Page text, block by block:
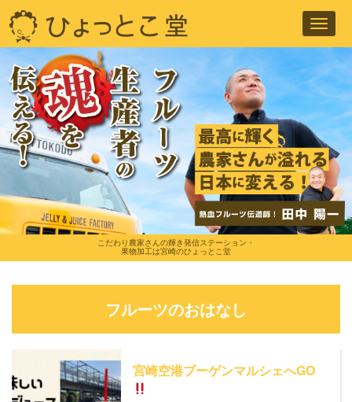
こだわり農家さんの輝き発信ステーション・
果物加工は宮崎のひょっとこ堂
フルーツのおはなし
宮崎空港ブーゲンマルシェへGO